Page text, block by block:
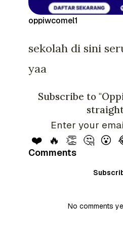
oppiwcomel1
sekolah di sini
yaa
Subscribe to
❤️ 🔥 👏 🤔 😮
Comments
No comments